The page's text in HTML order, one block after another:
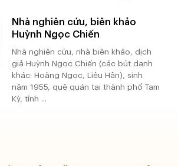
Nhà nghiên cứu, biên khảo
Huỳnh Ngọc Chiến
Nhà nghiên cứu, nhà biên khảo, dịch
giả Huỳnh Ngọc Chiến (các bút danh
khác: Hoàng Ngọc, Liêu Hân), sinh
năm 1955, quê quán tại thành phố Tam
Kỳ, tỉnh ...